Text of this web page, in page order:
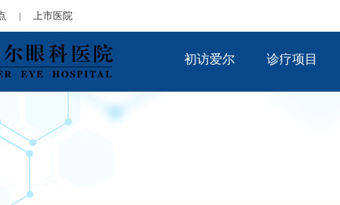
| 上市医院
初访爱尔 诊疗项目